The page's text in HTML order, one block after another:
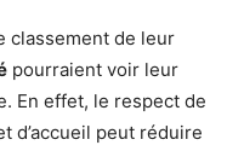
classement de leur
pourraient voir leur
En effet, le respect de
d’accueil peut réduire